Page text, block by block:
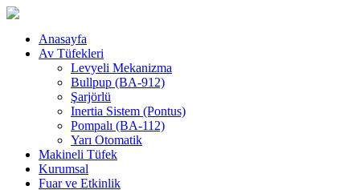
Anasayfa
Av Tüfekleri
Levyeli Mekanizma
Bullpup (BA-912)
Şarjörlü
Inertia Sistem (Pontus)
Pompalı (BA-112)
Yarı Otomatik
Makineli Tüfek
Kurumsal
Fuar ve Etkinlik